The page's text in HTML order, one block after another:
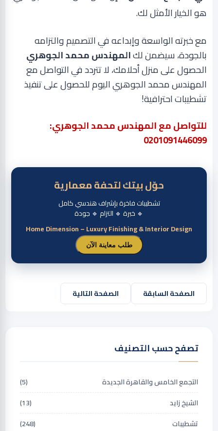
هو الخيار الأمثل لك.
مع خبرته الواسعة وإبداعه في التصميم والتزامه
بالجودة، سيضمن لكالمهندس محمد الجوهري
الحصول على منزل أحلامك، لاتتردد في التواصل مع
المهندس محمد الجوهري اليوم للحصول على تنفيذ
تشطيبات احترافية!
للتواصل مع المهندس محمد الجوهري:
0201091446099
حوّل بيتك لتحفة معمارية
تشطيبات فاخرة بإشراف هندسي كامل
🔹 خبرة 🔹 التزام 🔹 جودة
Home Dimension – Luxury Finishing & Interior Design
طلب معاينة الآن
الصفحة السابقة الصفحة التالية
تصفح حسب التصنيف
التجمع الخامس والقاهرة الجديدة
(5)
الشيخ زايد
(13)
تشطيبات
(248)